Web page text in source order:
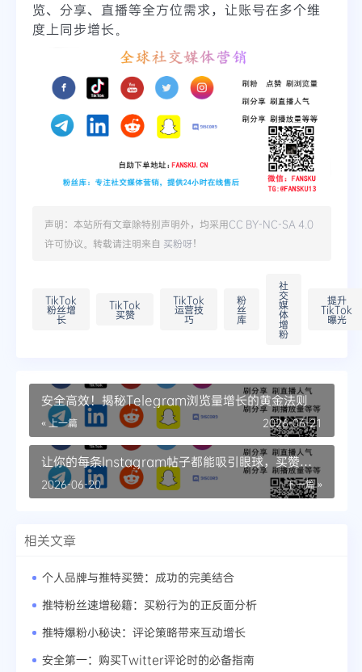
览、分享、直播等全方位需求，让账号在多个维
度上同步增长。
声明：本站所有文章除特别声明外，均采用CC BY-NC-SA 4.0
许可协议。转载请注明来自 买粉呀！
TikTok
粉丝增
长
TikTok
买赞
TikTok
运营技
巧
粉
丝
库
社
交
媒
体
增
粉
提升
TikTok
曝光
安全高效！揭秘Telegram浏览量增长的黄金法则
« 上一篇 2026-06-21
让你的每条Instagram帖子都能吸引眼球，买赞服
务秘籍
下一篇 »
2026-06-20
相关文章
个人品牌与推特买赞：成功的完美结合
推特粉丝速增秘籍：买粉行为的正反面分析
推特爆粉小秘诀：评论策略带来互动增长
安全第一：购买Twitter评论时的必备指南